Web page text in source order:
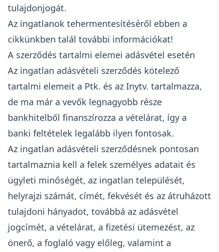
tulajdonjogát.
Az ingatlanok tehermentesítéséről ebben a
cikkünkben talál további információkat!
A szerződés tartalmi elemei adásvétel esetén
Az ingatlan adásvételi szerződés kötelező
tartalmi elemeit a Ptk. és az Inytv. tartalmazza,
de ma már a vevők legnagyobb része
bankhitelből finanszírozza a vételárat, így a
banki feltételek legalább ilyen fontosak.
Az ingatlan adásvételi szerződésnek pontosan
tartalmaznia kell a felek személyes adatait és
ügyleti minőségét, az ingatlan települését,
helyrajzi számát, címét, fekvését és az átruházott
tulajdoni hányadot, továbbá az adásvétel
jogcímét, a vételárat, a fizetési ütemezést, az
önerő, a foglaló vagy előleg, valamint a